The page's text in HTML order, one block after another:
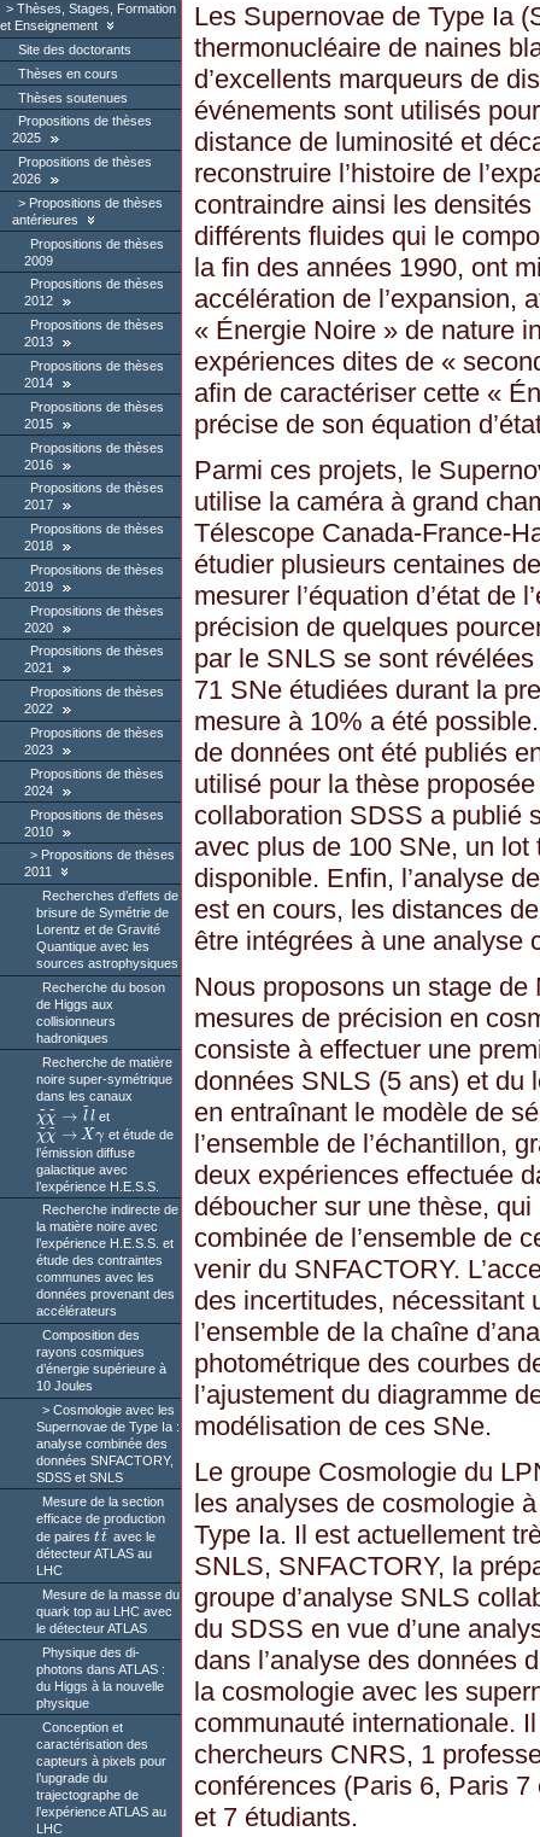
Thèses, Stages, Formation
et Enseignement
Site des doctorants
Thèses en cours
Thèses soutenues
Propositions de thèses
2025
Propositions de thèses
2026
Propositions de thèses
antérieures
Propositions de thèses
2009
Propositions de thèses
2012
Propositions de thèses
2013
Propositions de thèses
2014
Propositions de thèses
2015
Propositions de thèses
2016
Propositions de thèses
2017
Propositions de thèses
2018
Propositions de thèses
2019
Propositions de thèses
2020
Propositions de thèses
2021
Propositions de thèses
2022
Propositions de thèses
2023
Propositions de thèses
2024
Propositions de thèses
2010
Propositions de thèses
2011
Recherches d’effets de
brisure de Symétrie de
Lorentz et de Gravité
Quantique avec les
sources astrophysiques
Recherche du boson
de Higgs aux
collisionneurs
hadroniques
Recherche de matière
noire super-symétrique
dans les canaux
χ
~χ
~ → l
~
l
χ~χ ~→ ~ et
χ
~χ
~ → Xγ
χ~χ ~→ Xγ
et étude de
l’émission diffuse
galactique avec
l’expérience H.E.S.S.
Recherche indirecte de
la matière noire avec
l’expérience H.E.S.S. et
étude des contraintes
communes avec les
données provenant des
accélérateurs
Composition des
rayons cosmiques
d’énergie supérieure à
10 Joules
Cosmologie avec les
Supernovae de Type Ia :
analyse combinée des
données SNFACTORY,
SDSS et SNLS
Mesure de la section
efficace de production
de paires tt
¯
tt¯ avec le
détecteur ATLAS au
LHC
Mesure de la masse du
quark top au LHC avec
le détecteur ATLAS
Physique des di-
photons dans ATLAS :
du Higgs à la nouvelle
physique
Conception et
caractérisation des
capteurs à pixels pour
l’upgrade du
trajectographe de
l’expérience ATLAS au
LHC
Les Supernovae de Type Ia
thermonucléaire de naines
d’excellents marqueurs de
événements sont utilisés
distance de luminosité et
reconstruire l’histoire de
contraindre ainsi les densités
différents fluides qui le
la fin des années 1990, ont
accélération de l’expansion,
« Énergie Noire » de nature
expériences dites de «
afin de caractériser cette «
précise de son équation
Parmi ces projets, le
utilise la caméra à grand
Télescope Canada-France-
étudier plusieurs centaines
mesurer l’équation d’état de
précision de quelques
par le SNLS se sont
71 SNe étudiées durant la
mesure à 10% a été
de données ont été publiés
utilisé pour la thèse
collaboration SDSS a publié
avec plus de 100 SNe, un
disponible. Enfin, l’analyse
est en cours, les distances
être intégrées à une analyse
Nous proposons un stage
mesures de précision en
consiste à effectuer une
données SNLS (5 ans) et du
en entraînant le modèle de
l’ensemble de l’échantillon,
deux expériences effectuée
déboucher sur une thèse, qui
combinée de l’ensemble de
venir du SNFACTORY.
des incertitudes, nécessitant
l’ensemble de la chaîne
photométrique des courbes
l’ajustement du diagramme
modélisation de ces SNe.
Le groupe Cosmologie du
les analyses de cosmologie
Type Ia. Il est actuellement
SNLS, SNFACTORY, la
groupe d’analyse SNLS
du SDSS en vue d’une
dans l’analyse des données
la cosmologie avec les
communauté internationale.
chercheurs CNRS, 1
conférences (Paris 6, Paris
et 7 étudiants.